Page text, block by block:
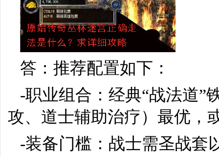
答：推荐配置如下：
-职业组合：经典“战法道”
攻、道士辅助治疗）最优，
-装备门槛：战士需圣战套